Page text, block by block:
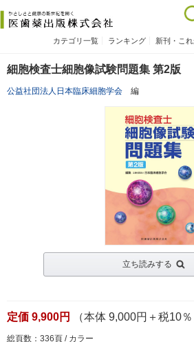
カテゴリ一覧 ランキング 新刊・こ
細胞検査士細胞像試験問題集 第2版
公益社団法人日本臨床細胞学会 編
立ち読みする
定価 9,900円 （本体 9,000円＋税10％
総頁数：336頁 / カラー